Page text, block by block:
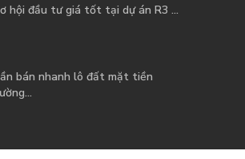
hội đầu tư giá tốt tại dự án R3 ...
bán nhanh lô đất mặt tiền